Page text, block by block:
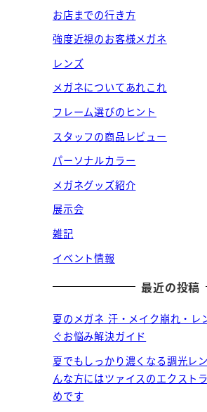
お店までの行き方
強度近視のお客様メガネ
レンズ
メガネについてあれこれ
フレーム選びのヒント
スタッフの商品レビュー
パーソナルカラー
メガネグッズ紹介
展示会
雑記
イベント情報
最近の投稿
夏のメガネ 汗・メイク崩れ・レ
ぐお悩み解決ガイド
夏でもしっかり濃くなる調光レ
んな方にはツァイスのエクスト
めです